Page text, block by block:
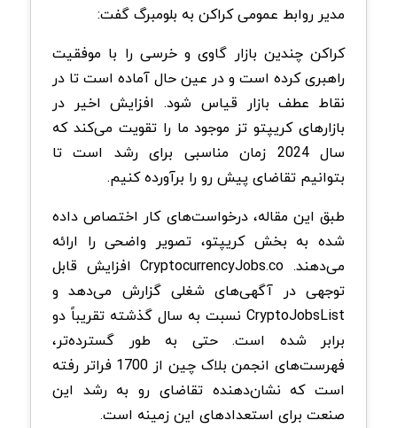
مدیر روابط عمومی کراکن به بلومبرگ گفت:
کراکن چندین بازار گاوی و خرسی را با موفقیت
راهبری کرده است و در عین حال آماده است تا در
نقاط عطف بازار قیاس شود. افزایش اخیر در
بازارهای کریپتو تز موجود ما را تقویت می‌کند که
سال 2024 زمان مناسبی برای رشد است تا
بتوانیم تقاضای پیش رو را برآورده کنیم.
طبق این مقاله، درخواست‌های کار اختصاص داده
شده به بخش کریپتو، تصویر واضحی را ارائه
می‌دهند. CryptocurrencyJobs.co افزایش قابل
توجهی در آگهی‌های شغلی گزارش می‌دهد و
CryptoJobsList نسبت به سال گذشته تقریباً دو
برابر شده است. حتی به طور گسترده‌تر،
فهرست‌های انجمن بلاک چین از 1700 فراتر رفته
است که نشان‌دهنده تقاضای رو به رشد این
صنعت برای استعدادهای این زمینه است.